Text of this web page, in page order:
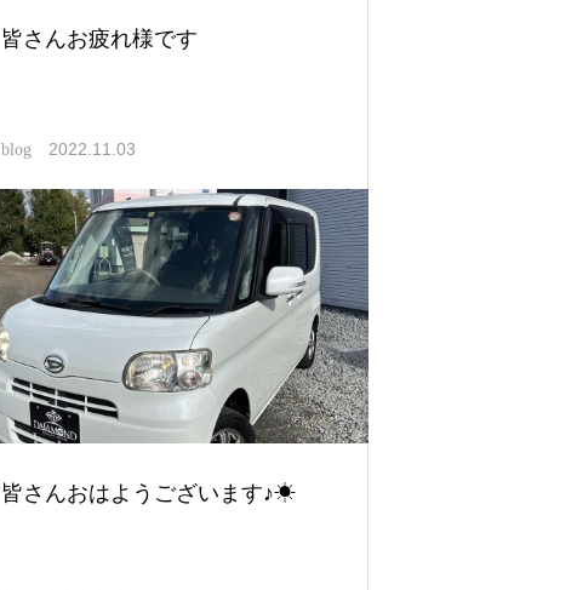
皆さんお疲れ様です
blog 2022.11.03
皆さんおはようございます♪☀